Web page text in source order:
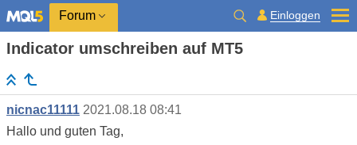
Forum Einloggen
Indicator umschreiben auf MT5
nicnac11111 2021.08.18 08:41
Hallo und guten Tag,